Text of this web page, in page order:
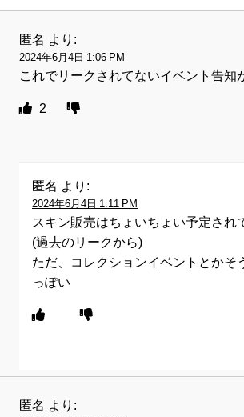
匿名 より:
2024年6月4日 1:06 PM
これでリークされてないイベント告知
2
匿名 より:
2024年6月4日 1:11 PM
スキン販売はちょいちょい予定され
(過去のリークから)
ただ、コレクションイベントとかそ
っぽい
匿名 より: